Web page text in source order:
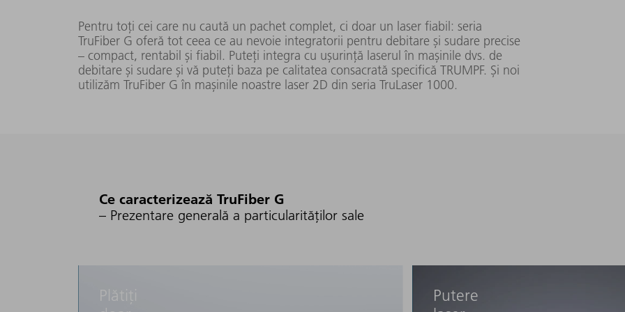
1080 nm
± 5 mm
0,38 (SM)
mm▪mrad
448 mm x 156 mm
TruFiber 2000
G (014)
(FD96)
200 W -
2000 W
TruFiber 6001
Pentru toți cei care nu caută un pachet complet, ci doar un laser fiabil: seria
TruFiber G oferă tot ceea ce au nevoie integratorii pentru debitare și sudare precise
– compact, rentabil și fiabil. Puteți integra cu ușurință laserul în mașinile dvs. de
debitare și sudare și vă puteți baza pe calitatea consacrată specifică TRUMPF. Și noi
utilizăm TruFiber G în mașinile noastre laser 2D din seria TruLaser 1000.
Ce caracterizează TruFiber G
– Prezentare generală a particularităților sale
Plătiți
Putere